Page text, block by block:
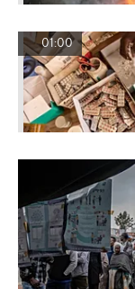
01:00